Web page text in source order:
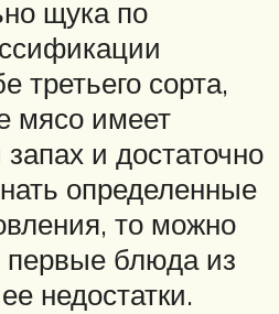
щука по
третьего сорта,
мясо имеет
и достаточно
определенные
то можно
первые блюда из
недостатки.